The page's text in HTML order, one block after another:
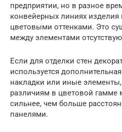
предприятии, но в разное
конвейерных линиях изделия
цветовыми оттенками. Это
между элементами
Если для отделки стен
используется
накладки или иные элементы,
различиям в цветовой гамме
сильнее, чем больше
панелями.